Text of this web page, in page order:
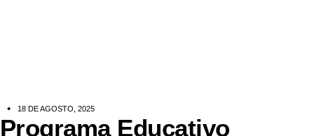
18 DE AGOSTO, 2025
Programa Educativo